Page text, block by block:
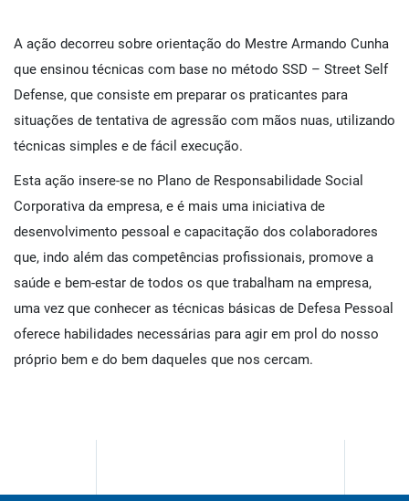
A ação decorreu sobre orientação do Mestre Armando Cunha
que ensinou técnicas com base no método SSD – Street Self
Defense, que consiste em preparar os praticantes para
situações de tentativa de agressão com mãos nuas, utilizando
técnicas simples e de fácil execução.
Esta ação insere-se no Plano de Responsabilidade Social
Corporativa da empresa, e é mais uma iniciativa de
desenvolvimento pessoal e capacitação dos colaboradores
que, indo além das competências profissionais, promove a
saúde e bem-estar de todos os que trabalham na empresa,
uma vez que conhecer as técnicas básicas de Defesa Pessoal
oferece habilidades necessárias para agir em prol do nosso
próprio bem e do bem daqueles que nos cercam.